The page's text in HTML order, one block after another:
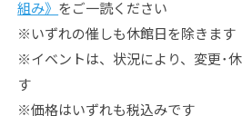
組み》 をご一読ください
※いずれの催しも休館日を除きます
※イベントは、状況により、変更･
す
※価格はいずれも税込みです